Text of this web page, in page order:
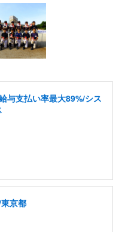
与支払い率最大89%/シス
京都